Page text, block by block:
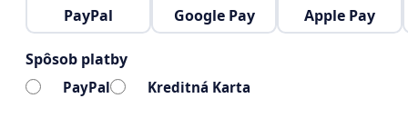
PayPal Google Pay Apple Pay
Spôsob platby
PayPal Kreditná Karta